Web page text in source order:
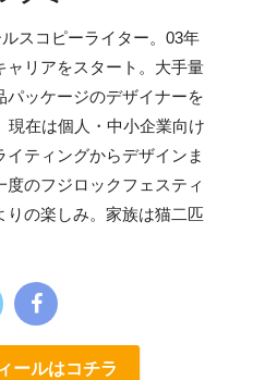
スコピーライター。03年
ャリアをスタート。大手量
ッケージのデザイナーを
現在は個人・中小企業向け
ティングからデザインま
のフジロックフェスティ
の楽しみ。家族は猫二匹
ールはコチラ